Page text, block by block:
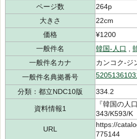
ページ数
264p
大きさ
22cm
価格
¥1200
一般件名
韓国-人口
一般件名カナ
カンコク-ジ
一般件名典拠番号
分類：都立NDC10版 334.2
資料情報1
『韓国の
343/K593/
URL
https://
775144